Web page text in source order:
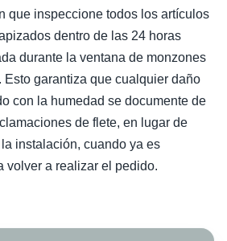
que inspeccione todos los artículos
dentro de las 24 horas
durante la ventana de monzones
Esto garantiza que cualquier daño
con la humedad se documente de
de flete, en lugar de
instalación, cuando ya es
volver a realizar el pedido.